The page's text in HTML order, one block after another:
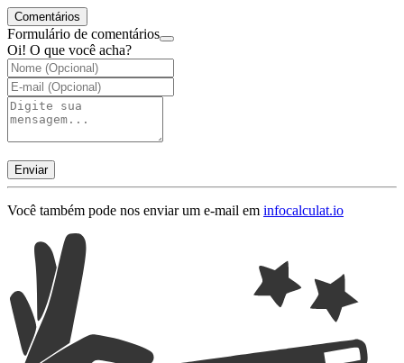
Comentários
Formulário de comentários
Oi! O que você acha?
Enviar
Você também pode nos enviar um e-mail em infocalculat.io